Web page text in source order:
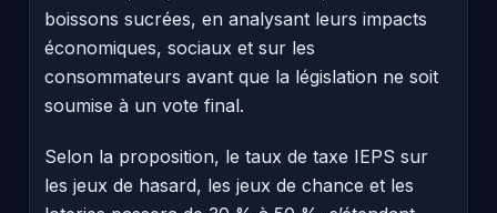
boissons sucrées, en analysant leurs impacts
économiques, sociaux et sur les
consommateurs avant que la législation ne soit
soumise à un vote final.
Selon la proposition, le taux de taxe IEPS sur
les jeux de hasard, les jeux de chance et les